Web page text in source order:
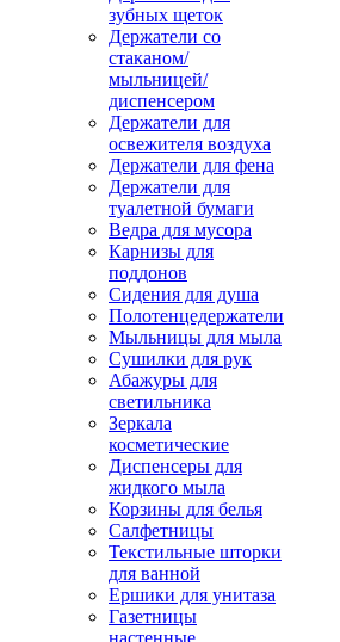
зубных щеток
Держатели со
стаканом/
мыльницей/
диспенсером
Держатели для
освежителя воздуха
Держатели для фена
Держатели для
туалетной бумаги
Ведра для мусора
Карнизы для
поддонов
Сидения для душа
Полотенцедержатели
Мыльницы для мыла
Сушилки для рук
Абажуры для
светильника
Зеркала
косметические
Диспенсеры для
жидкого мыла
Корзины для белья
Салфетницы
Текстильные шторки
для ванной
Ершики для унитаза
Газетницы
настенные